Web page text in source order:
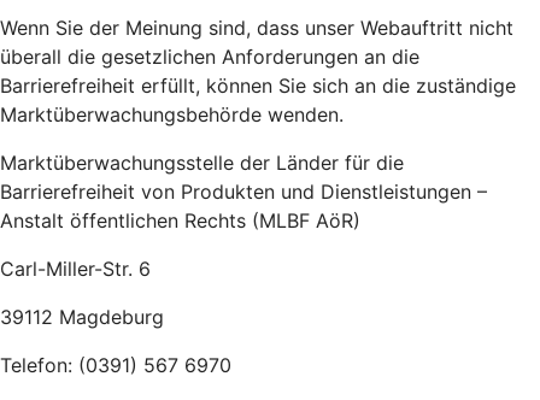
Wenn Sie der Meinung sind, dass unser Webauftritt nicht
überall die gesetzlichen Anforderungen an die
Barrierefreiheit erfüllt, können Sie sich an die zuständige
Marktüberwachungsbehörde wenden.
Marktüberwachungsstelle der Länder für die
Barrierefreiheit von Produkten und Dienstleistungen –
Anstalt öffentlichen Rechts (MLBF AöR)
Carl-Miller-Str. 6
39112 Magdeburg
Telefon: (0391) 567 6970